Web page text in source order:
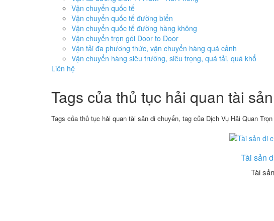
Vận chuyển quốc tế
Vận chuyển quốc tế đường biển
Vận chuyển quốc tế đường hàng không
Vận chuyển trọn gói Door to Door
Vận tải đa phương thức, vận chuyển hàng quá cảnh
Vận chuyển hàng siêu trường, siêu trọng, quá tải, quá khổ
Liên hệ
Tags của thủ tục hải quan tài
Tags của thủ tục hải quan tài sản di chuyển, tag của Dịch Vụ Hải Quan
Tài sản
Tài